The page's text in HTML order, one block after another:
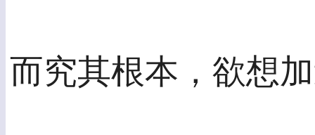
而究其根本，欲想